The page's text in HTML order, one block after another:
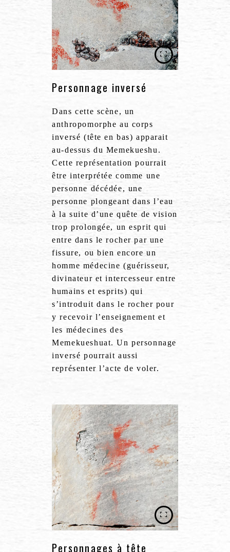
Personnage inversé
Dans cette scène, un
anthropomorphe au corps
inversé (tête en bas) apparait
au-dessus du Memekueshu.
Cette représentation pourrait
être interprétée comme une
personne décédée, une
personne plongeant dans l’eau
à la suite d’une quête de vision
trop prolongée, un esprit qui
entre dans le rocher par une
fissure, ou bien encore un
homme médecine (guérisseur,
divinateur et intercesseur entre
humains et esprits) qui
s’introduit dans le rocher pour
y recevoir l’enseignement et
les médecines des
Memekueshuat. Un personnage
inversé pourrait aussi
représenter l’acte de voler.
Personnages à tête